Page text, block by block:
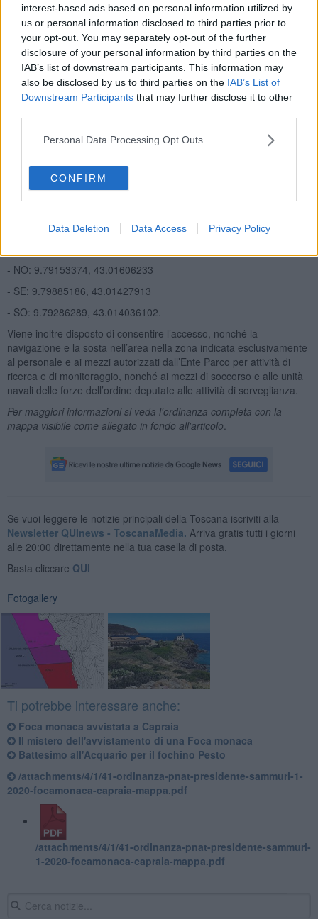
interest-based ads based on personal information utilized by
us or personal information disclosed to third parties prior to
your opt-out. You may separately opt-out of the further
disclosure of your personal information by third parties on the
IAB’s list of downstream participants. This information may
also be disclosed by us to third parties on the IAB’s List of
Downstream Participants that may further disclose it to other
Personal Data Processing Opt Outs
CONFIRM
Data Deletion Data Access Privacy Policy
La mappa con il tratto di mare interdetto
nell'ordinanza si vieta
Giugno 2020, "l’accesso, in ogni forma e con ogni mezzo, nella
zona indicata in cartografia, allegata e parte integrante del
presente provvedimento, ed in particolare
nel tratto di mare, già
classificato come zona B, compreso tra Punta delle Cote a
nord e la Baia a sud di Punta delle Cote, nella costa
occidentale dell’Isola di Caprai
coordinate:
WGS 84 (longitude, latitude)
- NO: 9.79153374, 43.01606233
- SE: 9.79885186, 43.01427913
- SO: 9.79286289, 43.014036102.
Viene inoltre disposto di consentire l’accesso, nonché la
navigazione e la sosta nell’area nella zona indicata esclusivamente
al personale e ai mezzi autorizzati dall’Ente Parco per attività di
ricerca e di monitoraggio, nonché ai mezzi di soccorso e alle unità
navali delle forze dell’ordine deputate alle attività di sorveglianza.
Per maggiori informazioni si veda l'ordinanza completa con la
mappa visibile come allegato in fondo all'articolo
Se vuoi leggere le notizie principali della Toscana iscriviti alla
Newsletter QUInews - ToscanaMedia. Arriva gratis tutti i giorni
alle 20:00 direttamente nella tua casella di posta.
Basta cliccare QUI
Fotogallery
Ti potrebbe interessare anche:
Foca monaca avvistata a Capraia
Il mistero dell'avvistamento di una Foca monaca
Battesimo all'Acquario per il fochino Pesto
/attachments/4/1/41-ordinanza-pnat-presidente-sammuri-1-
2020-focamonaca-capraia-mappa.pdf
/attachments/4/1/41-ordinanza-pnat-presidente-sammuri-
1-2020-focamonaca-capraia-mappa.pdf